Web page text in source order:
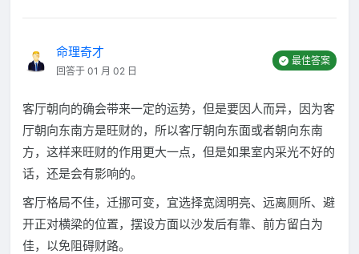
命理奇才
回答于 01 月 02 日
最佳答案
客厅朝向的确会带来一定的运势，但是要因人而异，因为客
厅朝向东南方是旺财的，所以客厅朝向东面或者朝向东南
方，这样来旺财的作用更大一点，但是如果室内采光不好的
话，还是会有影响的。
客厅格局不佳，迁挪可变，宜选择宽阔明亮、远离厕所、避
开正对横梁的位置，摆设方面以沙发后有靠、前方留白为
佳，以免阻碍财路。